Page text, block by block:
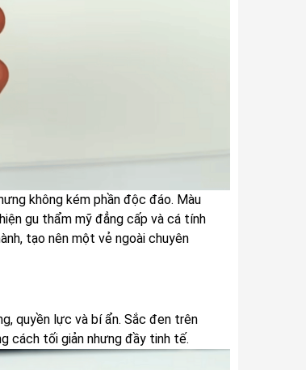
không kém phần độc đáo. Màu
gu thẩm mỹ đẳng cấp và cá tính
tạo nên một vẻ ngoài chuyên
quyền lực và bí ẩn. Sắc đen trên
cách tối giản nhưng đầy tinh tế.